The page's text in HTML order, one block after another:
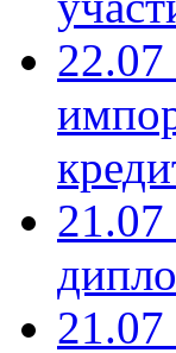
22.07
21.07
21.07